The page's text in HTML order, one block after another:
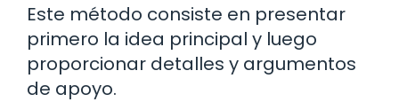
Este método consiste en presentar
primero la idea principal y luego
proporcionar detalles y argumentos
de apoyo.